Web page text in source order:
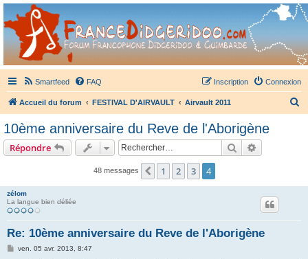
France Didgeridoo
Didgeridoo et Guimbarde sur France Didgeridoo - retrouvez la communauté.
Smartfeed FAQ Connexion
Inscription
Accueil du forum FESTIVAL D'AIRVAULT Airvault 2011
r
10ème anniversaire du Reve de l'Aborigène
Répondre Rechercher
48 messages Précédent
1 2 3 4
zélom
La langue bien déliée
Re: 10ème anniversaire du Reve de l'Aborigène
Mven. 05 avr. 2013, 8:47